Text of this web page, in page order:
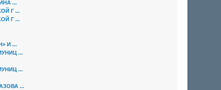
...
Г ...
Г ...
И ...
...
...
...